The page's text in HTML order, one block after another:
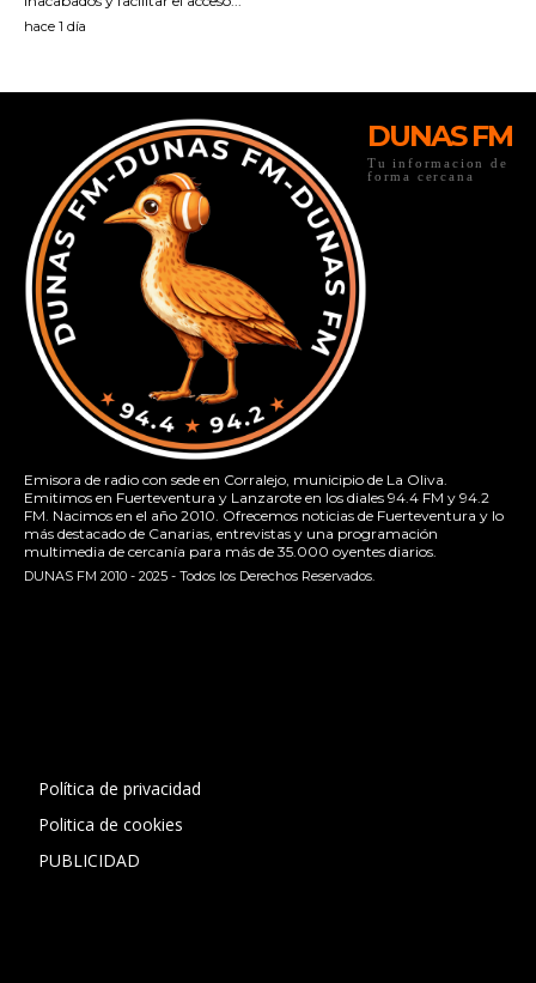
DUNAS FM
Tu informacion de
forma cercana
Emisora de radio con sede en Corralejo, municipio de La Oliva.
Emitimos en Fuerteventura y Lanzarote en los diales 94.4 FM y 94.2
FM. Nacimos en el año 2010. Ofrecemos noticias de Fuerteventura y lo
más destacado de Canarias, entrevistas y una programación
multimedia de cercanía para más de 35.000 oyentes diarios.
DUNAS FM 2010 - 2025 - Todos los Derechos Reservados.
Política de privacidad
Politica de cookies
PUBLICIDAD